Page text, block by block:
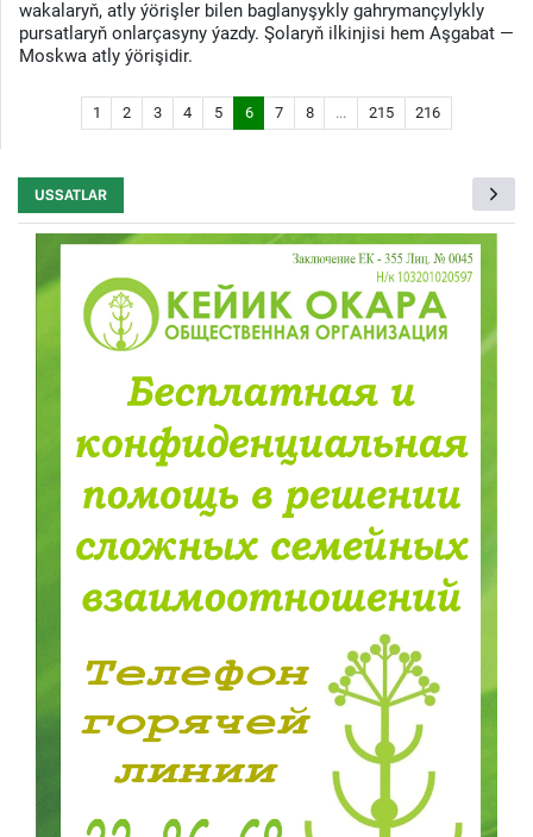
wakalaryň, atly ýörişler bilen baglanyşykly gahrymançylykly
pursatlaryň onlarçasyny ýazdy. Şolaryň ilkinjisi hem Aşgabat —
Moskwa atly ýörişidir.
1 2 3 4 5 6 7 8 ... 215 216
USSATLAR